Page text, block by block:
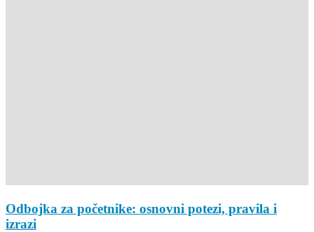
Odbojka za početnike: osnovni potezi, pravila i
izrazi